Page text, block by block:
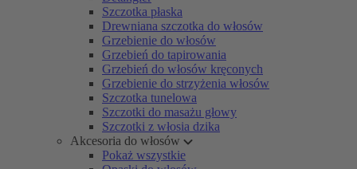
Szczotka płaska
Drewniana szczotka do włosów
Grzebienie do włosów
Grzebień do tapirowania
Grzebień do włosów kręconych
Grzebienie do strzyżenia włosów
Szczotka tunelowa
Szczotki do masażu głowy
Szczotki z włosia dzika
Akcesoria do włosów
Pokaż wszystkie